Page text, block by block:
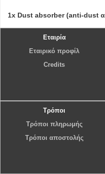
1x Dust absorber (anti-dust
Εταιρία
Εταιρικό προφίλ
Credits
Τρόποι
Τρόποι πληρωμής
Τρόποι αποστολής